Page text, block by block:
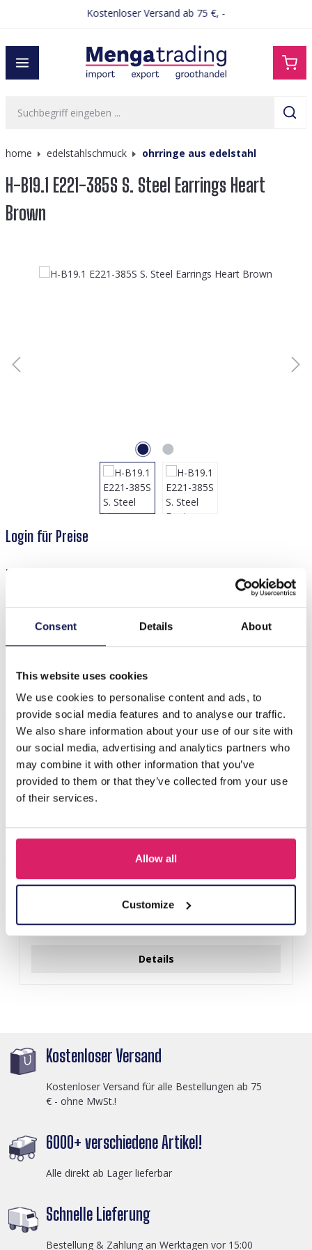
Consent Details About
This website uses cookies
We use cookies to personalise content and ads, to
provide social media features and to analyse our traffic.
We also share information about your use of our site with
our social media, advertising and analytics partners who
may combine it with other information that you’ve
provided to them or that they’ve collected from your use
of their services.
Allow all
Customize
Kostenloser Versand ab 75 €, -
home edelstahlschmuck ohrringe aus edelstahl
H-B19.1 E221-385S S. Steel Earrings Heart
Brown
Bildergalerie überspringen
Login für Preise
Produktnummer:
Beschreibung
Andere kauften auch
I-A3.2 E015-003G S. Steel Earrings 12mm
Details
Kostenloser Versand
Kostenloser Versand für alle Bestellungen ab 75
€ - ohne MwSt.!
6000+ verschiedene Artikel!
Alle direkt ab Lager lieferbar
Schnelle Lieferung
Bestellung & Zahlung an Werktagen vor 15:00